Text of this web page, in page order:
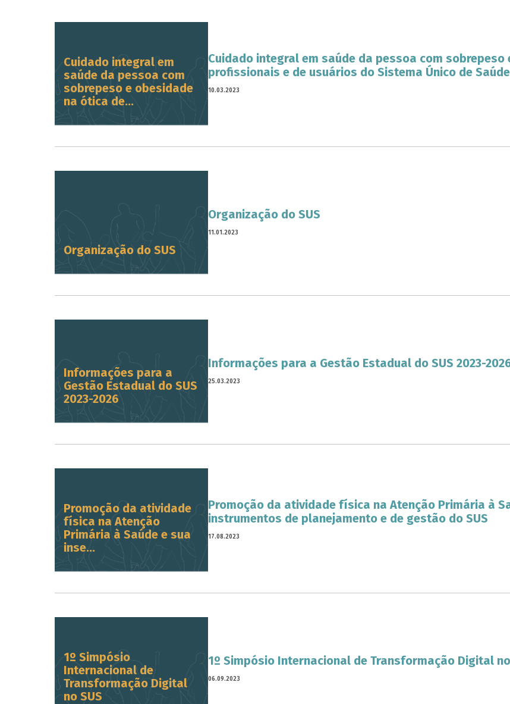
Cuidado integral em
saúde da pessoa com
sobrepeso e obesidade
na ótica de...
Cuidado integral em saúde da pessoa com
profissionais e de usuários do Sistema Único de
10.03.2023
Organização do SUS
Organização do SUS
11.01.2023
Informações para a
Gestão Estadual do SUS
2023-2026
Informações para a Gestão Estadual do SUS 2023-
25.03.2023
Promoção da atividade
física na Atenção
Primária à Saúde e sua
inse...
Promoção da atividade física na Atenção Primária à
instrumentos de planejamento e de gestão do SUS
17.08.2023
1º Simpósio
Internacional de
Transformação Digital
no SUS
1º Simpósio Internacional de Transformação Digital no
06.09.2023